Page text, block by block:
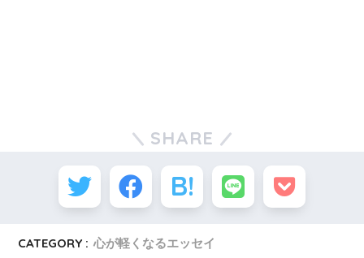
SHARE
CATEGORY : 心が軽くなるエッセイ